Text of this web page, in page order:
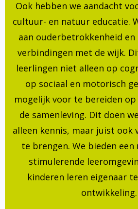
Ook hebben we aandacht
cultuur- en natuur educatie.
aan ouderbetrokkenheid en
verbindingen met de wijk.
leerlingen niet alleen op
op sociaal en motorisch
mogelijk voor te bereiden
de samenleving. Dit doen
alleen kennis, maar juist ook
te brengen. We bieden een
stimulerende
kinderen leren eigenaar
ontwikkeling.